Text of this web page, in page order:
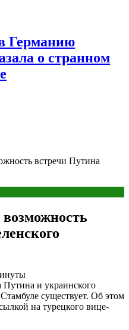
Германию
о странном
встречи Путина
Путина и украинского
существует. Об этом
на турецкого вице-